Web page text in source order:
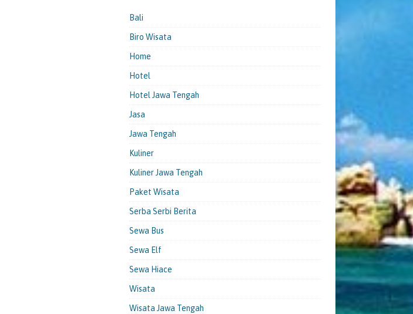
Bali
Biro Wisata
Home
Hotel
Hotel Jawa Tengah
Jasa
Jawa Tengah
Kuliner
Kuliner Jawa Tengah
Paket Wisata
Serba Serbi Berita
Sewa Bus
Sewa Elf
Sewa Hiace
Wisata
Wisata Jawa Tengah